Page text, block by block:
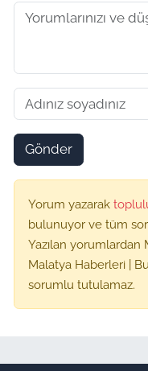
Gönder
Yorum yazarak
bulunuyor ve tüm
Yazılan yorumlardan
Malatya Haberleri |
sorumlu tutulamaz.